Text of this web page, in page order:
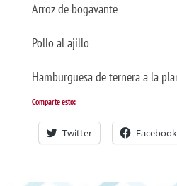
Arroz de bogavante
Pollo al ajillo
Hamburguesa de ternera a la
Comparte esto:
Twitter Facebook